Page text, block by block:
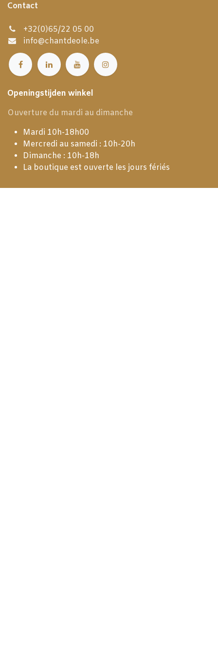
Contact
+32(0)65/22 05 00
info@chantdeole.be
Openingstijden winkel
Ouverture du mardi au dimanche
Mardi 10h-18h00
Mercredi au samedi : 10h-20h
Dimanche : 10h-18h
La boutique est ouverte les jours fériés